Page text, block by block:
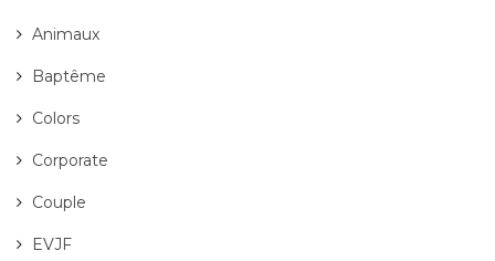
Animaux
Baptême
Colors
Corporate
Couple
EVJF